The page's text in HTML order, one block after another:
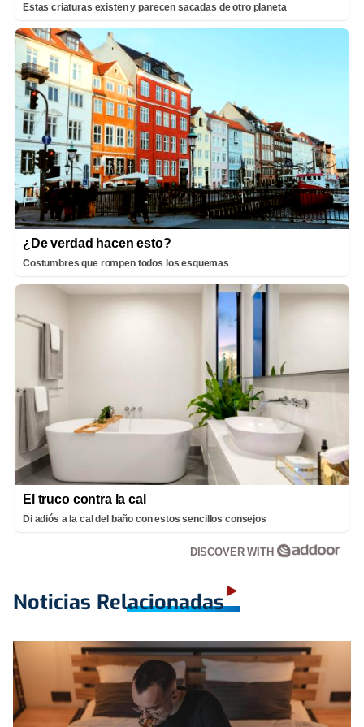
Estas criaturas existen y parecen sacadas de otro planeta
¿De verdad hacen esto?
Costumbres que rompen todos los esquemas
El truco contra la cal
Di adiós a la cal del baño con estos sencillos consejos
DISCOVER WITH
Noticias Relacionadas